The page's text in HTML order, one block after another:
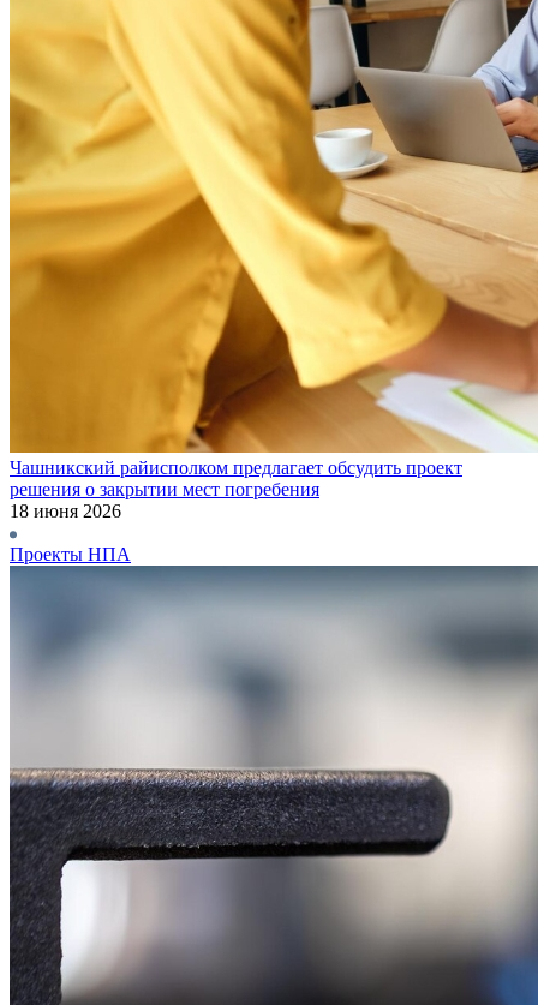
Чашникский райисполком предлагает обсудить проект
решения о закрытии мест погребения
18 июня 2026
Проекты НПА